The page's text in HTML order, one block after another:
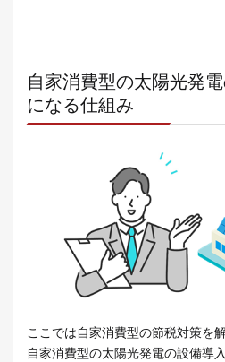
自家消費型の太陽光発
になる仕組み
ここでは自家消費型の節税対策を
自家消費型の太陽光発電の設備導